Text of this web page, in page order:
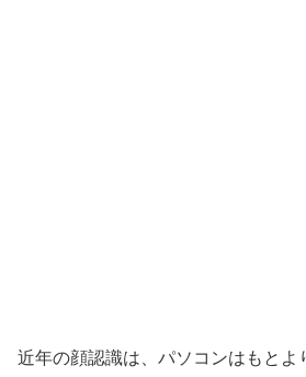
近年の顔認識は、パソコンはもとよ